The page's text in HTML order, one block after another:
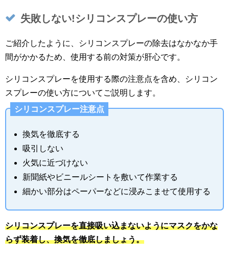
失敗しない!シリコンスプレーの使い方
ご紹介したように、シリコンスプレーの除去はなかなか手
間がかかるため、使用する前の対策が肝心です。
シリコンスプレーを使用する際の注意点を含め、シリコン
スプレーの使い方についてご説明します。
シリコンスプレー注意点
換気を徹底する
吸引しない
火気に近づけない
新聞紙やビニールシートを敷いて作業する
細かい部分はペーパーなどに浸みこませて使用する
シリコンスプレーを直接吸い込まないようにマスクをかな
らず装着し、換気を徹底しましょう。